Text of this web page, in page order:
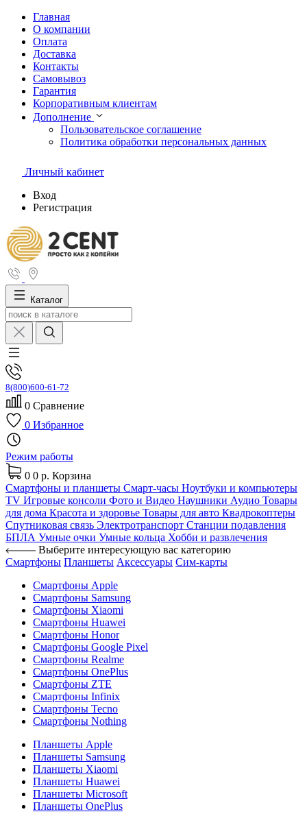
Главная
О компании
Оплата
Доставка
Контакты
Самовывоз
Гарантия
Корпоративным клиентам
Дополнение
Пользовательское соглашение
Политика обработки персональных данных
Личный кабинет
Вход
Регистрация
Каталог
8(800)600-61-72
0 Сравнение
0 Избранное
Режим работы
0 0 р. Корзина
Смартфоны и планшеты Смарт-часы Ноутбуки и компьютеры
TV Игровые консоли Фото и Видео Наушники Аудио Товары
для дома Красота и здоровье Товары для авто Квадрокоптеры
Спутниковая связь Электротранспорт Станции подавления
БПЛА Умные очки Умные кольца Хобби и развлечения
Выберите интересующую вас категорию
Смартфоны Планшеты Аксессуары Сим-карты
Смартфоны Apple
Смартфоны Samsung
Смартфоны Xiaomi
Смартфоны Huawei
Смартфоны Honor
Смартфоны Google Pixel
Смартфоны Realme
Смартфоны OnePlus
Смартфоны ZTE
Смартфоны Infinix
Смартфоны Tecno
Смартфоны Nothing
Планшеты Apple
Планшеты Samsung
Планшеты Xiaomi
Планшеты Huawei
Планшеты Microsoft
Планшеты OnePlus